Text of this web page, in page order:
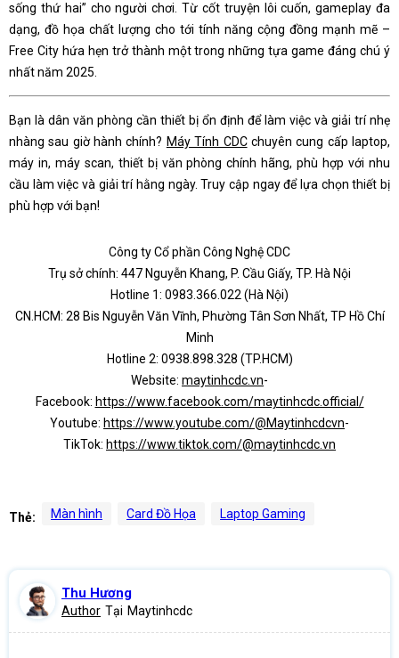
sống thứ hai” cho người chơi. Từ cốt truyện lôi cuốn, gameplay đa
dạng, đồ họa chất lượng cho tới tính năng cộng đồng mạnh mẽ –
Free City hứa hẹn trở thành một trong những tựa game đáng chú ý
nhất năm 2025.
Bạn là dân văn phòng cần thiết bị ổn định để làm việc và giải trí nhẹ
nhàng sau giờ hành chính? Máy Tính CDCchuyên cung cấp laptop,
máy in, máy scan, thiết bị văn phòng chính hãng, phù hợp với nhu
cầu làm việc và giải trí hằng ngày. Truy cập ngay để lựa chọn thiết bị
phù hợp với bạn!
Công ty Cổ phần Công Nghệ CDC
Trụ sở chính: 447 Nguyễn Khang, P. Cầu Giấy, TP. Hà Nội
Hotline 1: 0983.366.022 (Hà Nội)
CN.HCM: 28 Bis Nguyễn Văn Vĩnh, Phường Tân Sơn Nhất, TP Hồ Chí
Minh
Hotline 2: 0938.898.328 (TP.HCM)
Website: maytinhcdc.vn-
Facebook: https://www.facebook.com/maytinhcdc.official/
Youtube: https://www.youtube.com/@Maytinhcdcvn-
TikTok: https://www.tiktok.com/@maytinhcdc.vn
Thẻ: Màn hình Card Đồ Họa Laptop Gaming
Thu Hương
Author Tại Maytinhcdc